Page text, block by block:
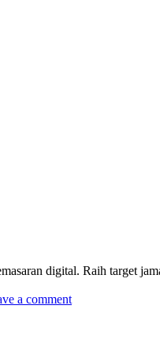
digital. Raih target
a comment